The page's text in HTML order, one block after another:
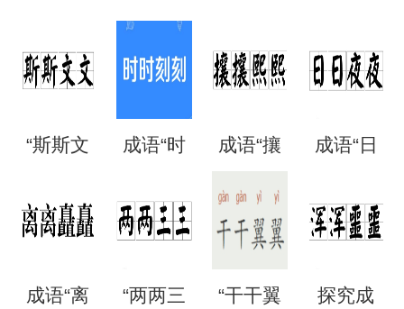
“斯斯文
是什么
成语“时
时刻
么意
成语“攘
攘熙
熙”的用
法、典
成语“日
么意
成语“离 “两两三 “干干翼 探究成